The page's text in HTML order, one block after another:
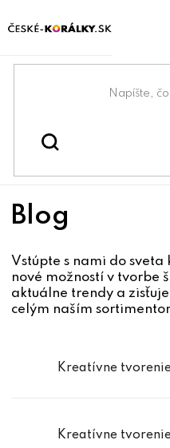
na
Domov
Blog
Blog
Vstúpte s nami do
nové možností v tvorbe
aktuálne trendy a
celým naším
Kreatívne
Kreatívne